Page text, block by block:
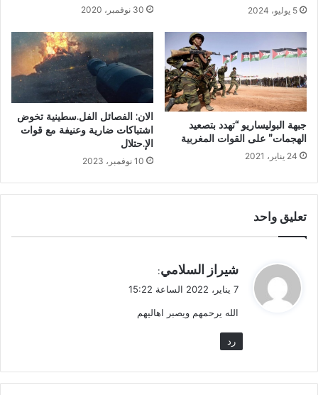
5 يوليو، 2024 30 نوفمبر، 2020
جبهة البوليساريو “تهدد بتصعيد
الهجمات” على القوات المغربية
24 يناير، 2021
الان: الفصائل الفل.سطينية تخوض
اشتباكات ضارية وعنيفة مع قوات
الإ.حتلال
10 نوفمبر، 2023
تعليق واحد
ي
ق
ل
شيراز السلامي:
7 يناير، 2022 الساعة 15:22
الله يرحمهم ويصبر اهاليهم
رد